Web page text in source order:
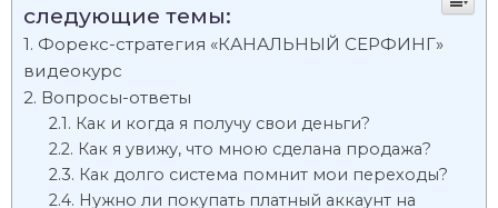
следующие темы:
Форекс-стратегия «КАНАЛЬНЫЙ СЕРФИНГ»
видеокурс
Вопросы-ответы
Как и когда я получу свои деньги?
Как я увижу, что мною сделана продажа?
Как долго система помнит мои переходы?
Нужно ли покупать платный аккаунт на